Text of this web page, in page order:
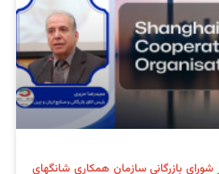
بازرگانی سازمان همکاری شانگهای